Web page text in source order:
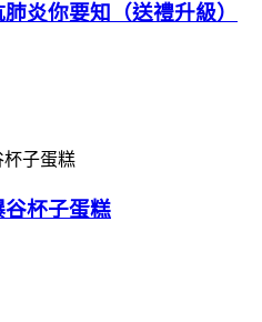
炎你要知（送禮升級）
谷杯子蛋糕